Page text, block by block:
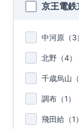
京王電
中河原（3
北野（4）
千歳烏山
調布（1）
飛田給（1）